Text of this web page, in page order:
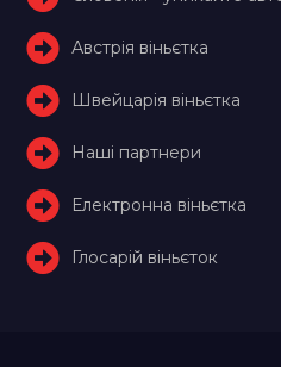
Австрія віньєтка
Швейцарія віньєтка
Наші партнери
Електронна віньєтка
Глосарій віньєток